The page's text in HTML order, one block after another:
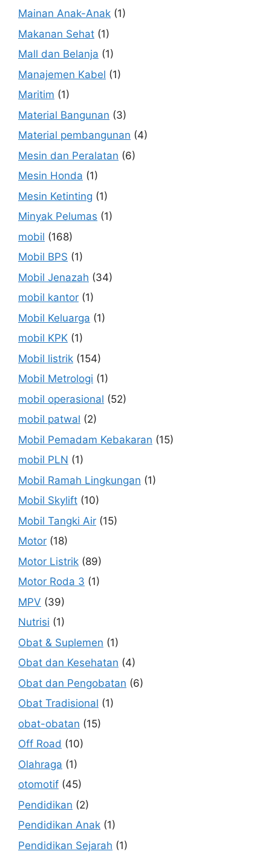
Mainan Anak-Anak (1)
Makanan Sehat (1)
Mall dan Belanja (1)
Manajemen Kabel (1)
Maritim (1)
Material Bangunan (3)
Material pembangunan (4)
Mesin dan Peralatan (6)
Mesin Honda (1)
Mesin Ketinting (1)
Minyak Pelumas (1)
mobil (168)
Mobil BPS (1)
Mobil Jenazah (34)
mobil kantor (1)
Mobil Keluarga (1)
mobil KPK (1)
Mobil listrik (154)
Mobil Metrologi (1)
mobil operasional (52)
mobil patwal (2)
Mobil Pemadam Kebakaran (15)
mobil PLN (1)
Mobil Ramah Lingkungan (1)
Mobil Skylift (10)
Mobil Tangki Air (15)
Motor (18)
Motor Listrik (89)
Motor Roda 3 (1)
MPV (39)
Nutrisi (1)
Obat & Suplemen (1)
Obat dan Kesehatan (4)
Obat dan Pengobatan (6)
Obat Tradisional (1)
obat-obatan (15)
Off Road (10)
Olahraga (1)
otomotif (45)
Pendidikan (2)
Pendidikan Anak (1)
Pendidikan Sejarah (1)